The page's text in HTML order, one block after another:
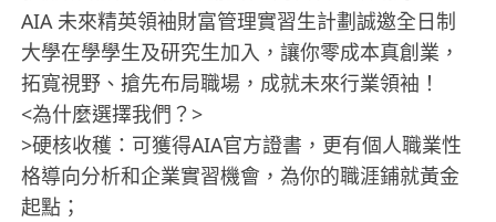
AIA 未來精英領袖財富管理實習生計劃誠邀全日制
大學在學學生及研究生加入，讓你零成本真創業，
拓寬視野、搶先布局職場，成就未來行業領袖！
<為什麼選擇我們？>
>硬核收穫：可獲得AIA官方證書，更有個人職業性
格導向分析和企業實習機會，為你的職涯鋪就黃金
起點；